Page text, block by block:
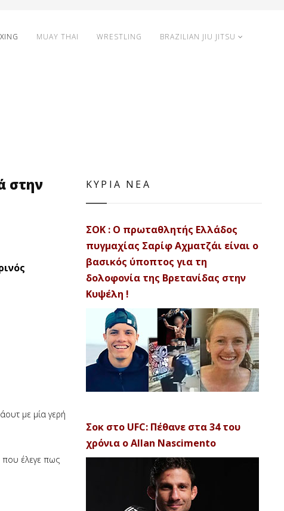
MUAY THAI WRESTLING BRAZILIAN JIU JITSU
στην
με μία γερή
που έλεγε πως
ΚΥΡΙΑ ΝΕΑ
ΣΟΚ : Ο πρωταθλητής Ελλάδος
πυγμαχίας Σαρίφ Αχματζάι είναι ο
βασικός ύποπτος για τη
δολοφονία της Βρετανίδας στην
Κυψέλη !
Σοκ στο UFC: Πέθανε στα 34 του
χρόνια ο Allan Nascimento